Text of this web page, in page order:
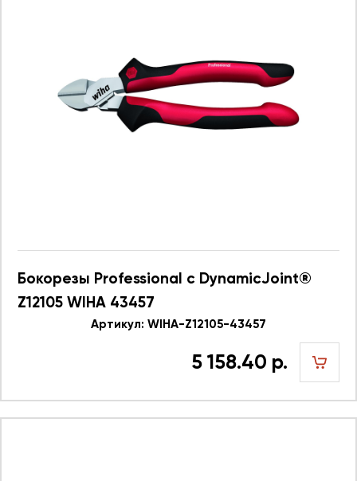
Бокорезы Professional с DynamicJoint®
Z12105 WIHA 43457
Артикул: WIHA-Z12105-43457
5 158.40 р.